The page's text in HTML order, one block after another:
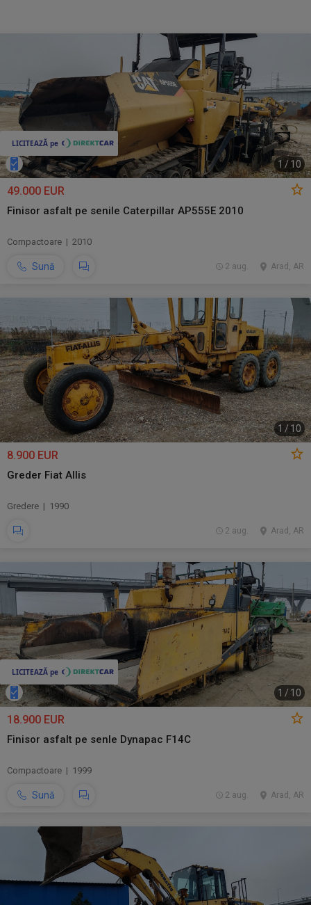
1 /10
49.000 EUR
Finisor asfalt pe senile Caterpillar AP555E 2010
Compactoare | 2010
Sună Arad, AR
2 aug.
1 /10
8.900 EUR
Greder Fiat Allis
Gredere | 1990
Arad, AR
2 aug.
1 / 10
18.900 EUR
Finisor asfalt pe senle Dynapac F14C
Compactoare | 1999
Sună Arad, AR
2 aug.